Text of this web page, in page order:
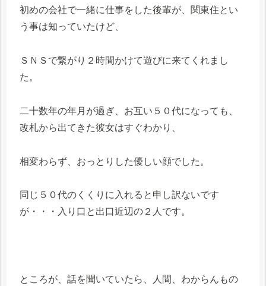
初めの会社で一緒に仕事をした後輩が、関東住とい
う事は知っていたけど、
ＳＮＳで繋がり２時間かけて遊びに来てくれまし
た。
二十数年の年月が過ぎ、お互い５０代になっても、
改札から出てきた彼女はすぐわかり、
相変わらず、おっとりした優しい顔でした。
同じ５０代のくくりに入れると申し訳ないです
が・・・入り口と出口近辺の２人です。
ところが、話を聞いていたら、人間、わからんもの